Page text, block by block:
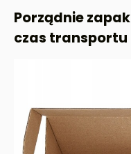
Porządnie
czas transportu